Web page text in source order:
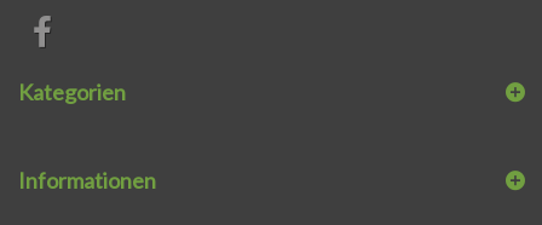
Kategorien
Informationen